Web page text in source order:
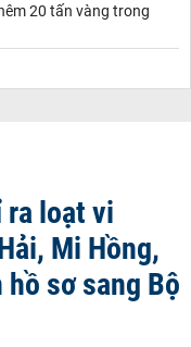
20 tấn vàng trong
ra loạt vi
Mi Hồng,
hồ sơ sang Bộ